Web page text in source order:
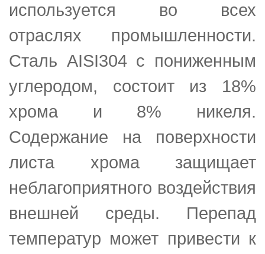
используется во всех
отраслях промышленности.
Сталь AISI304 с пониженным
углеродом, состоит из 18%
хрома и 8% никеля.
Содержание на поверхности
листа хрома защищает
неблагоприятного воздействия
внешней среды. Перепад
температур может привести к